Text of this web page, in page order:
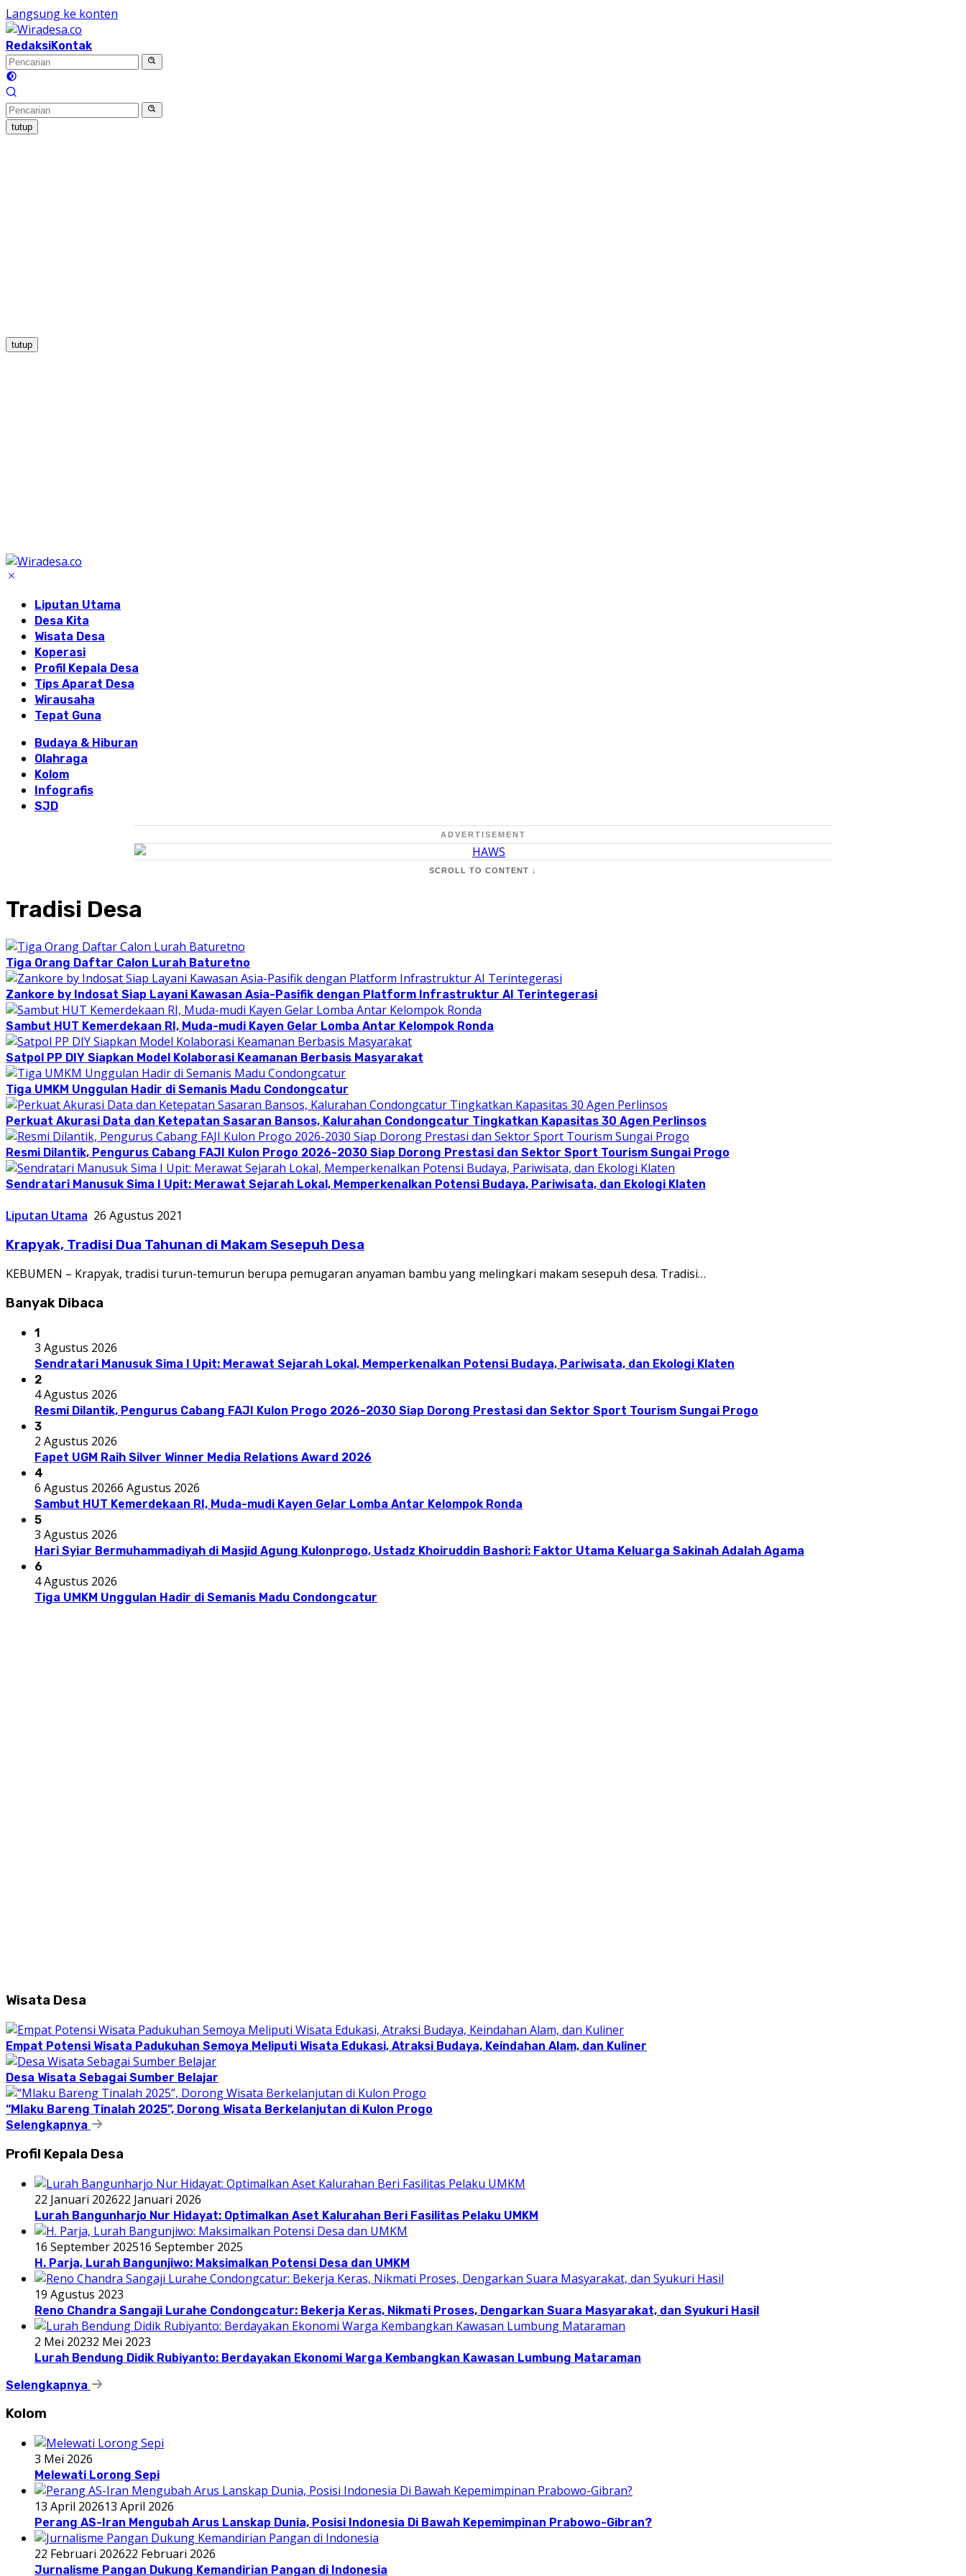
Langsung ke konten
RedaksiKontak
tutup
tutup
Liputan Utama
Desa Kita
Wisata Desa
Koperasi
Profil Kepala Desa
Tips Aparat Desa
Wirausaha
Tepat Guna
Budaya & Hiburan
Olahraga
Kolom
Infografis
SJD
ADVERTISEMENT
SCROLL TO CONTENT ↓
Tradisi Desa
Tiga Orang Daftar Calon Lurah Baturetno
Zankore by Indosat Siap Layani Kawasan Asia-Pasifik dengan Platform Infrastruktur AI Terintegerasi
Sambut HUT Kemerdekaan RI, Muda-mudi Kayen Gelar Lomba Antar Kelompok Ronda
Satpol PP DIY Siapkan Model Kolaborasi Keamanan Berbasis Masyarakat
Tiga UMKM Unggulan Hadir di Semanis Madu Condongcatur
Perkuat Akurasi Data dan Ketepatan Sasaran Bansos, Kalurahan Condongcatur Tingkatkan Kapasitas 30 Agen Perlinsos
Resmi Dilantik, Pengurus Cabang FAJI Kulon Progo 2026-2030 Siap Dorong Prestasi dan Sektor Sport Tourism Sungai Progo
Sendratari Manusuk Sima I Upit: Merawat Sejarah Lokal, Memperkenalkan Potensi Budaya, Pariwisata, dan Ekologi Klaten
Liputan Utama 26 Agustus 2021
Krapyak, Tradisi Dua Tahunan di Makam Sesepuh Desa
KEBUMEN – Krapyak, tradisi turun-temurun berupa pemugaran anyaman bambu yang melingkari makam sesepuh desa. Tradisi…
Banyak Dibaca
1
3 Agustus 2026
Sendratari Manusuk Sima I Upit: Merawat Sejarah Lokal, Memperkenalkan Potensi Budaya, Pariwisata, dan Ekologi Klaten
2
4 Agustus 2026
Resmi Dilantik, Pengurus Cabang FAJI Kulon Progo 2026-2030 Siap Dorong Prestasi dan Sektor Sport Tourism Sungai Progo
3
2 Agustus 2026
Fapet UGM Raih Silver Winner Media Relations Award 2026
4
6 Agustus 20266 Agustus 2026
Sambut HUT Kemerdekaan RI, Muda-mudi Kayen Gelar Lomba Antar Kelompok Ronda
5
3 Agustus 2026
Hari Syiar Bermuhammadiyah di Masjid Agung Kulonprogo, Ustadz Khoiruddin Bashori: Faktor Utama Keluarga Sakinah Adalah Agama
6
4 Agustus 2026
Tiga UMKM Unggulan Hadir di Semanis Madu Condongcatur
Wisata Desa
Empat Potensi Wisata Padukuhan Semoya Meliputi Wisata Edukasi, Atraksi Budaya, Keindahan Alam, dan Kuliner
Desa Wisata Sebagai Sumber Belajar
“Mlaku Bareng Tinalah 2025”, Dorong Wisata Berkelanjutan di Kulon Progo
Selengkapnya
Profil Kepala Desa
22 Januari 202622 Januari 2026
Lurah Bangunharjo Nur Hidayat: Optimalkan Aset Kalurahan Beri Fasilitas Pelaku UMKM
16 September 202516 September 2025
H. Parja, Lurah Bangunjiwo: Maksimalkan Potensi Desa dan UMKM
19 Agustus 2023
Reno Chandra Sangaji Lurahe Condongcatur: Bekerja Keras, Nikmati Proses, Dengarkan Suara Masyarakat, dan Syukuri Hasil
2 Mei 20232 Mei 2023
Lurah Bendung Didik Rubiyanto: Berdayakan Ekonomi Warga Kembangkan Kawasan Lumbung Mataraman
Selengkapnya
Kolom
3 Mei 2026
Melewati Lorong Sepi
13 April 202613 April 2026
Perang AS-Iran Mengubah Arus Lanskap Dunia, Posisi Indonesia Di Bawah Kepemimpinan Prabowo-Gibran?
22 Februari 202622 Februari 2026
Jurnalisme Pangan Dukung Kemandirian Pangan di Indonesia